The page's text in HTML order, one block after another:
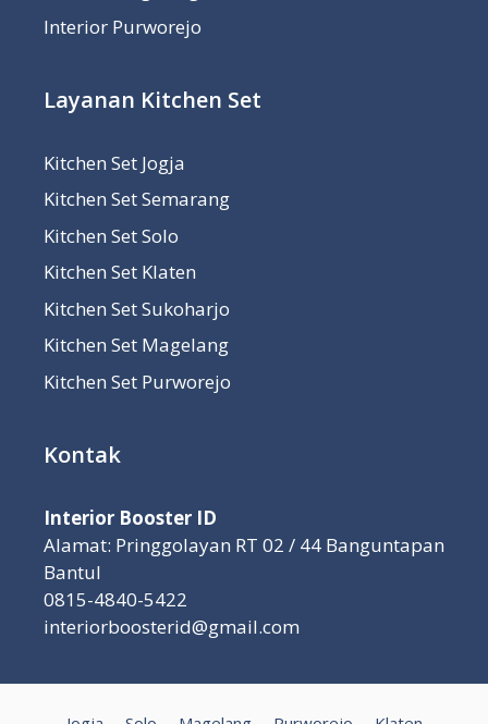
Interior Purworejo
Layanan Kitchen Set
Kitchen Set Jogja
Kitchen Set Semarang
Kitchen Set Solo
Kitchen Set Klaten
Kitchen Set Sukoharjo
Kitchen Set Magelang
Kitchen Set Purworejo
Kontak
Interior Booster ID
Alamat: Pringgolayan RT 02 / 44 Banguntapan
Bantul
0815-4840-5422
interiorboosterid@gmail.com